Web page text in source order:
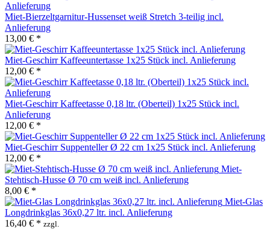
Miet-Bierzeltgarnitur-Hussenset weiß Stretch 3-teilig incl.
Anlieferung
13,00 € *
Miet-Geschirr Kaffeeuntertasse 1x25 Stück incl. Anlieferung
12,00 € *
Miet-Geschirr Kaffeetasse 0,18 ltr. (Oberteil) 1x25 Stück incl.
Anlieferung
12,00 € *
Miet-Geschirr Suppenteller Ø 22 cm 1x25 Stück incl. Anlieferung
12,00 € *
Miet-
Stehtisch-Husse Ø 70 cm weiß incl. Anlieferung
8,00 € *
Miet-Glas
Longdrinkglas 36x0,27 ltr. incl. Anlieferung
16,40 € * zzgl.